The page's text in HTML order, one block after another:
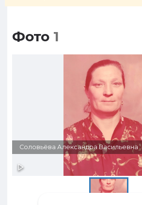
Фото 1
Соловьёва Александра Васильевна